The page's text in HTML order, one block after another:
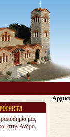
μας
στην Άνδρο.